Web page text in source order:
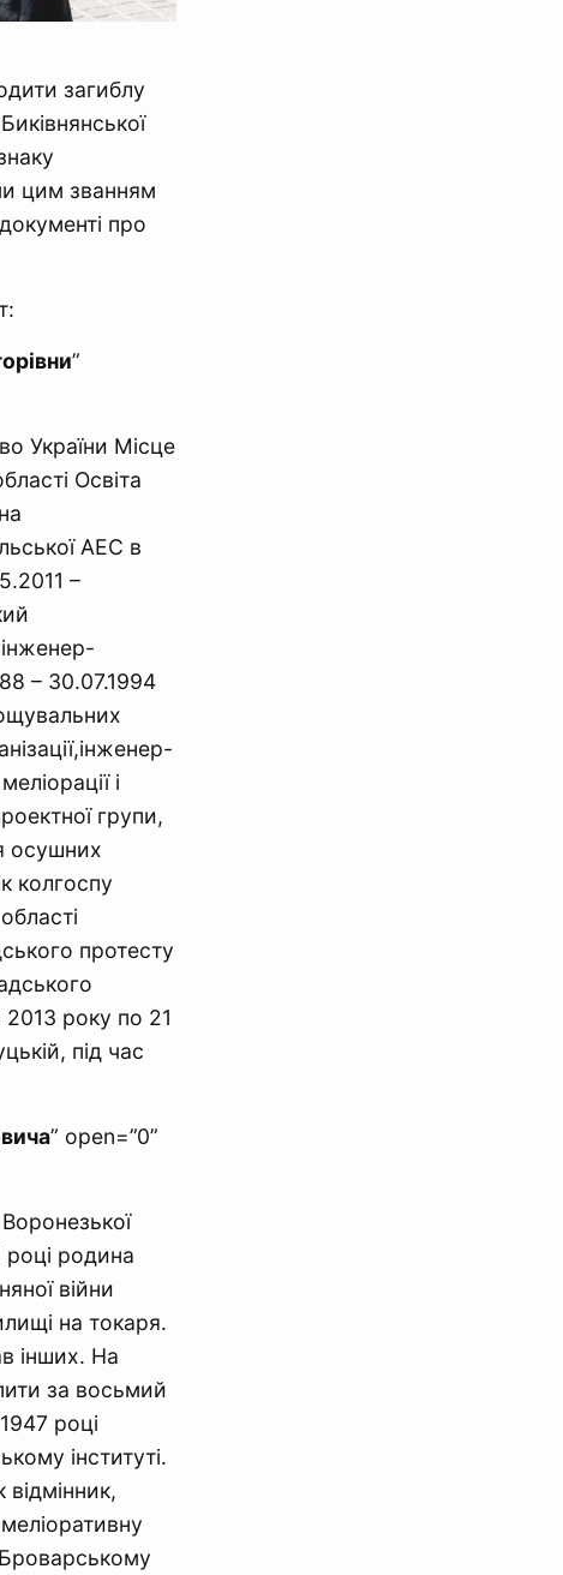
загиблу
цим званням
про
”
України Місце
Освіта
АЕС в
–
– 30.07.1994
і
групи,
осушних
колгоспу
протесту
року по 21
під час
” open=”0”
році родина
війни
на токаря.
інших. На
за восьмий
році
інституті.